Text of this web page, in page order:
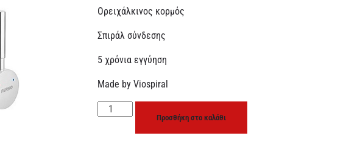
Ορειχάλκινος κορμός
Σπιράλ σύνδεσης
5 χρόνια εγγύηση
Made by Viospiral
Προσθήκη στο καλάθι